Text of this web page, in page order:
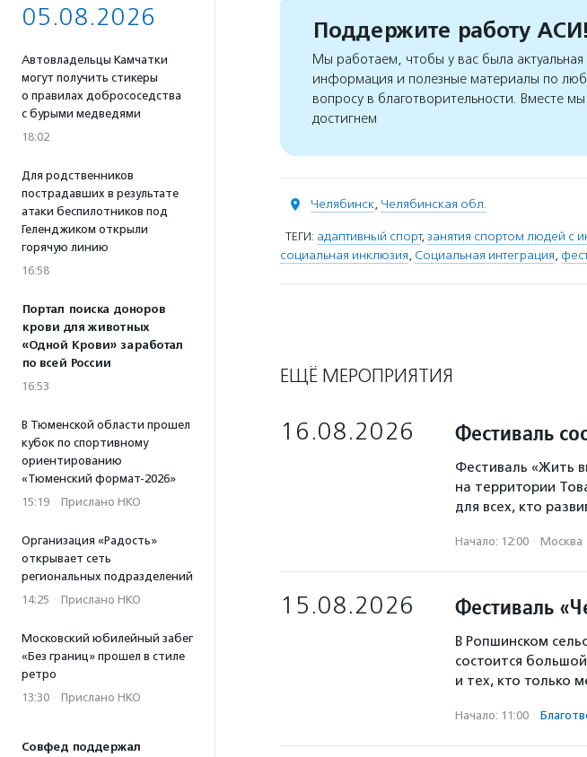
05.08.2026
Автовладельцы Камчатки
могут получить стикеры
о правилах добрососедства
с бурыми медведями
18:02
Для родственников
пострадавших в результате
атаки беспилотников под
Геленджиком открыли
горячую линию
16:58
Портал поиска доноров
крови для животных
«Одной Крови» заработал
по всей России
16:53
В Тюменской области прошел
кубок по спортивному
ориентированию
«Тюменский формат-2026»
15:19 · Прислано НКО
Организация «Радость»
открывает сеть
региональных подразделений
14:25 · Прислано НКО
Московский юбилейный забег
«Без границ» прошел в стиле
ретро
13:30 · Прислано НКО
Совфед поддержал
Поддержите работу АСИ!
Мы работаем, чтобы у вас была актуальная
информация и полезные материалы по
вопросу в благотворительности. Вместе мы
достигнем
Челябинск, Челябинская обл.
ТЕГИ: адаптивный спорт, занятия спортом людей с
социальная инклюзия, Социальная интеграция,
ЕЩЁ МЕРОПРИЯТИЯ
16.08.2026 Фестиваль
Фестиваль «Жить
на территории
для всех, кто
Начало: 12:00 · Москва
15.08.2026 Фестиваль
В Ропшинском
состоится
и тех, кто только
Начало: 11:00 ·